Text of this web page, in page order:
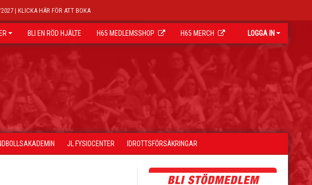
| KLICKA HÄR FÖR ATT BOKA
BLI EN RÖD HJÄLTE H65 MEDLEMSSHOP H65 MERCH LOGGA IN
JL FYSIOCENTER IDROTTSFÖRSÄKRINGAR